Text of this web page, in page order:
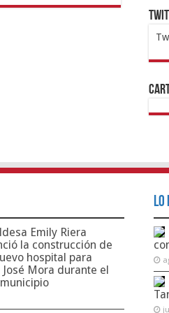
Emily Riera
la construcción de
hospital para
José Mora durante el
Lo